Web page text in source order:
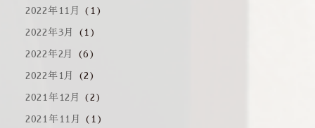
2022年11月 (1)
2022年3月 (1)
2022年2月 (6)
2022年1月 (2)
2021年12月 (2)
2021年11月 (1)